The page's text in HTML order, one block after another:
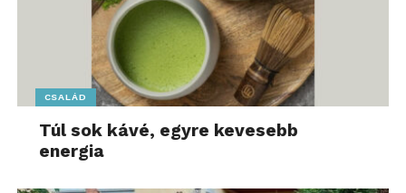
CSALÁD
Túl sok kávé, egyre kevesebb
energia